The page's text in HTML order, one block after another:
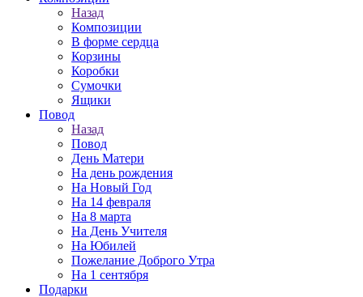
Назад
Композиции
В форме сердца
Корзины
Коробки
Сумочки
Ящики
Повод
Назад
Повод
День Матери
На день рождения
На Новый Год
На 14 февраля
На 8 марта
На День Учителя
На Юбилей
Пожелание Доброго Утра
На 1 сентября
Подарки